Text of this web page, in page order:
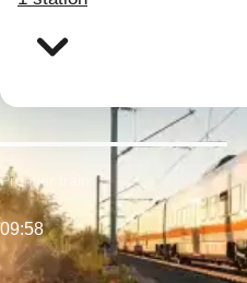
Premier train:
09:58